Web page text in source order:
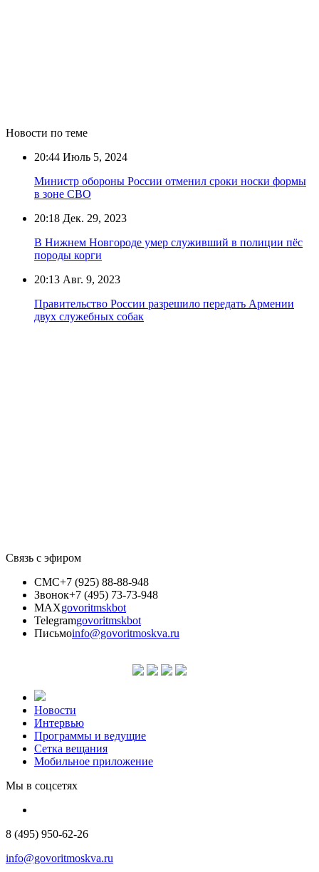
Новости по теме
20:44 Июль 5, 2024
Министр обороны России отменил сроки носки формы
в зоне СВО
20:18 Дек. 29, 2023
В Нижнем Новгороде умер служивший в полиции пёс
породы корги
20:13 Авг. 9, 2023
Правительство России разрешило передать Армении
двух служебных собак
Связь с эфиром
СМС+7 (925) 88-88-948
Звонок+7 (495) 73-73-948
MAXgovoritmskbot
Telegramgovoritmskbot
Письмоinfo@govoritmoskva.ru
Новости
Интервью
Программы и ведущие
Сетка вещания
Мобильное приложение
Мы в соцсетях
8 (495) 950-62-26
info@govoritmoskva.ru